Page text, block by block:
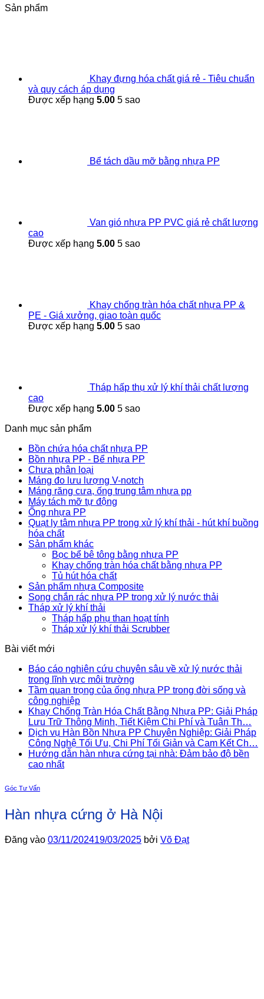
Sản phẩm
Khay đựng hóa chất giá rẻ - Tiêu chuẩn
và quy cách áp dụng
Được xếp hạng 5.00 5 sao
Bể tách dầu mỡ bằng nhựa PP
Van gió nhựa PP PVC giá rẻ chất lượng
cao
Được xếp hạng 5.00 5 sao
Khay chống tràn hóa chất nhựa PP &
PE - Giá xưởng, giao toàn quốc
Được xếp hạng 5.00 5 sao
Tháp hấp thụ xử lý khí thải chất lượng
cao
Được xếp hạng 5.00 5 sao
Danh mục sản phẩm
Bồn chứa hóa chất nhựa PP
Bồn nhựa PP - Bể nhựa PP
Chưa phân loại
Máng đo lưu lượng V-notch
Máng răng cưa, ống trung tâm nhựa pp
Máy tách mỡ tự động
Ống nhựa PP
Quạt ly tâm nhựa PP trong xử lý khí thải - hút khí buồng
hóa chất
Sản phẩm khác
Bọc bể bê tông bằng nhựa PP
Khay chống tràn hóa chất bằng nhựa PP
Tủ hút hóa chất
Sản phẩm nhựa Composite
Song chắn rác nhựa PP trong xử lý nước thải
Tháp xử lý khí thải
Tháp hấp phụ than hoạt tính
Tháp xử lý khí thải Scrubber
Bài viết mới
Báo cáo nghiên cứu chuyên sâu về xử lý nước thải
trong lĩnh vực môi trường
Tầm quan trọng của ống nhựa PP trong đời sống và
công nghiệp
Khay Chống Tràn Hóa Chất Bằng Nhựa PP: Giải Pháp
Lưu Trữ Thông Minh, Tiết Kiệm Chi Phí và Tuân Th…
Dịch vụ Hàn Bồn Nhựa PP Chuyên Nghiệp: Giải Pháp
Công Nghệ Tối Ưu, Chi Phí Tối Giản và Cam Kết Ch…
Hướng dẫn hàn nhựa cứng tại nhà: Đảm bảo độ bền
cao nhất
Góc Tư Vấn
Hàn nhựa cứng ở Hà Nội
Đăng vào 03/11/202419/03/2025 bởi Võ Đạt